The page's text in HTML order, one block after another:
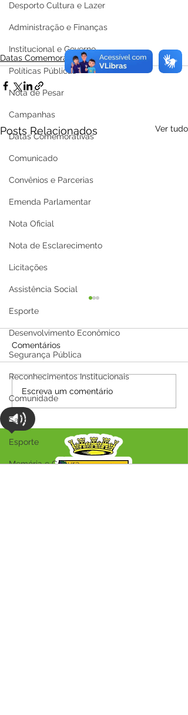
Desporto Cultura e Lazer
Administração e Finanças
Institucional e Governo
Políticas Públicas
Nota de Pesar
Campanhas
Datas Comemorativas
Comunicado
Convênios e Parcerias
Emenda Parlamentar
Nota Oficial
Nota de Esclarecimento
Licitações
Assistência Social
Esporte
Desenvolvimento Econômico
Segurança Pública
Reconhecimentos Institucionais
Comunidade
Saúde
Esporte
Memória e Cultura
Datas Comemorativas
Posts Relacionados Ver tudo
Parabéns, Acre! 64 anos
de conquistas e
esperança
Comentários
Escreva um comentário